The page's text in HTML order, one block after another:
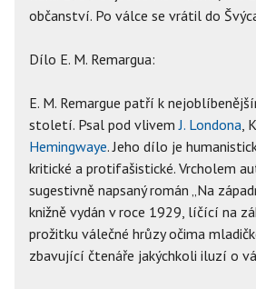
občanství. Po válce se vrátil do
Dílo E. M. Remargua:
E. M. Remargue patří k
století. Psal pod vlivemJ. Londona,
Hemingwaye. Jeho dílo je
kritické a protifašistické. Vrcholem
sugestivně napsaný román „Na
knižně vydán v roce 1929, líčící na
prožitku válečné hrůzy očima
zbavující čtenáře jakýchkoli iluzí o